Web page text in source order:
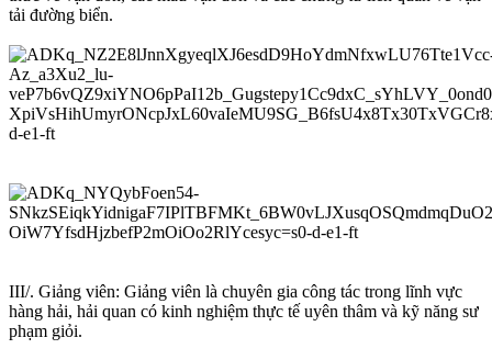
tải đường biển.
III/. Giảng viên: Giảng viên là chuyên gia công tác trong lĩnh vực
hàng hải, hải quan có kinh nghiệm thực tế uyên thâm và kỹ năng sư
phạm giỏi.